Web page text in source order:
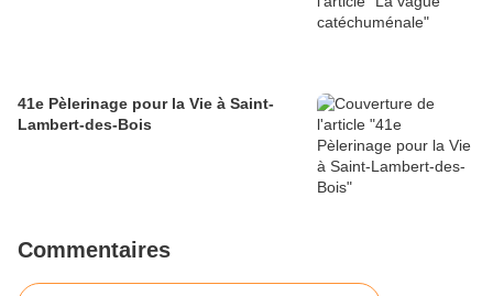
41e Pèlerinage pour la Vie à Saint-
Lambert-des-Bois
Commentaires